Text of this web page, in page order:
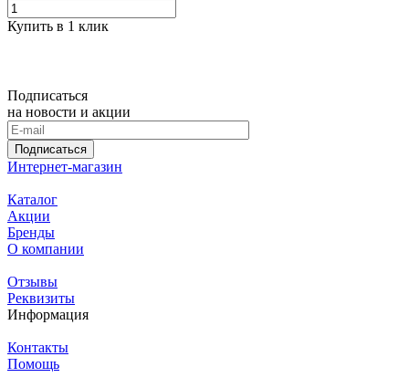
Купить в 1 клик
Подписаться
на новости и акции
Подписаться
Интернет-магазин
Каталог
Акции
Бренды
О компании
Отзывы
Реквизиты
Информация
Контакты
Помощь